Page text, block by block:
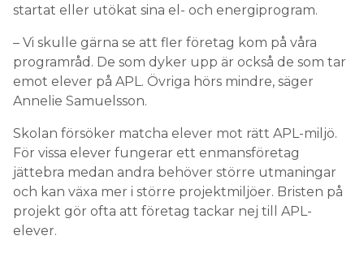
startat eller utökat sina el- och energiprogram.
– Vi skulle gärna se att fler företag kom på våra
programråd. De som dyker upp är också de som tar
emot elever på APL. Övriga hörs mindre, säger
Annelie Samuelsson.
Skolan försöker matcha elever mot rätt APL-miljö.
För vissa elever fungerar ett enmansföretag
jättebra medan andra behöver större utmaningar
och kan växa mer i större projektmiljöer. Bristen på
projekt gör ofta att företag tackar nej till APL-
elever.